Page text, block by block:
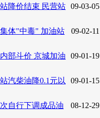
09-03-05
降价结束 民营站
09-02-11
体"中毒" 加油站
09-01-19
部斗价 京城加油
09-01-15
汽柴油降0.1元以
08-12-29
自行下调成品油